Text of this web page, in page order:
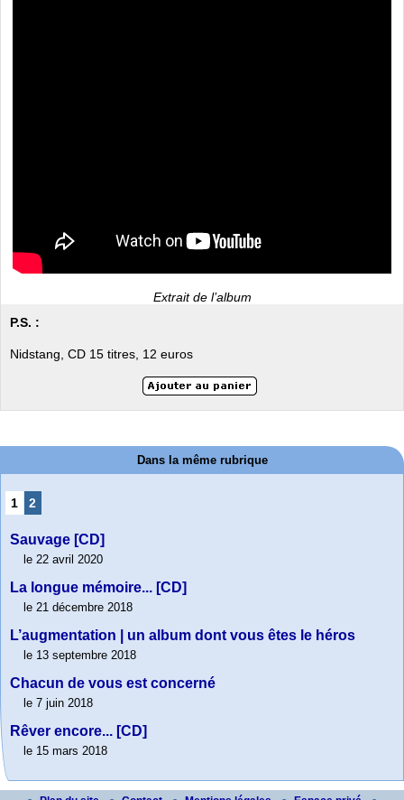
Extrait de l’album
P.S. :
Nidstang, CD 15 titres, 12 euros
Dans la même rubrique
1 2
Sauvage [CD]
le 22 avril 2020
La longue mémoire... [CD]
le 21 décembre 2018
L’augmentation | un album dont vous êtes le héros
le 13 septembre 2018
Chacun de vous est concerné
le 7 juin 2018
Rêver encore... [CD]
le 15 mars 2018